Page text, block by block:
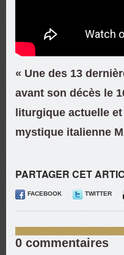
« Une des 13
avant son décès le
liturgique actuelle et
mystique italienne
PARTAGER CET
FACEBOOK TWITTER
0 commentaires